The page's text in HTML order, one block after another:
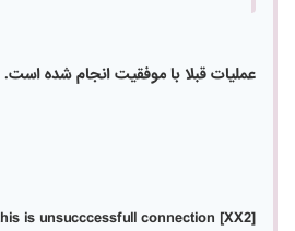
عمليات قبلا با موفقيت انجام شده است.
this is unsucccessfull connection [XX2]